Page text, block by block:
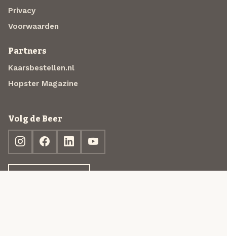
Privacy
Voorwaarden
Partners
Kaarsbestellen.nl
Hopster Magazine
Volg de Beer